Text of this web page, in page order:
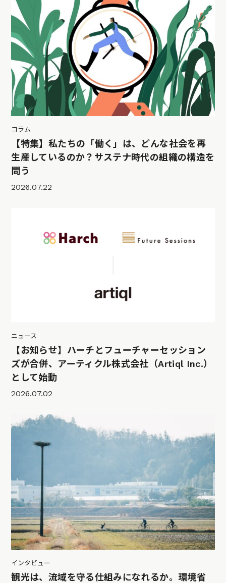
コラム
【特集】私たちの「働く」は、どんな社会を再
生産しているのか？サステナ時代の組織の構造を
問う
2026.07.22
ニュース
【お知らせ】ハーチとフューチャーセッション
ズが合併、アーティクル株式会社（Artiql Inc.）
として始動
2026.07.02
インタビュー
観光は、流域を守る仕組みになれるか。環境省